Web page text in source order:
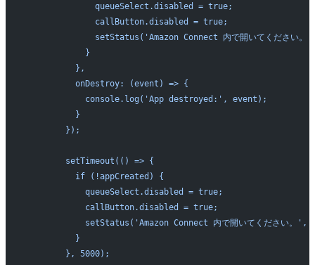
              queueSelect.disabled = true;
              callButton.disabled = true;
setStatus('Amazon Connect 内で開いてください。
            }
          },
          onDestroy: (event) => {
            console.log('App destroyed:', event);
          }
        });
        setTimeout(() => {
          if (!appCreated) {
            queueSelect.disabled = true;
            callButton.disabled = true;
setStatus('Amazon Connect 内で開いてください。',
          }
        }, 5000);